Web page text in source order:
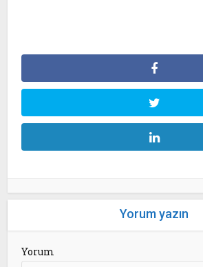
Yorum yazın
Yorum